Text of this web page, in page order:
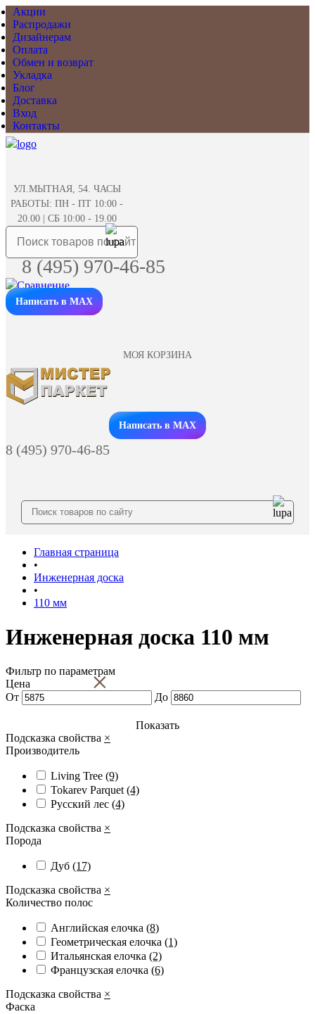
Акции
Распродажи
Дизайнерам
Оплата
Обмен и возврат
Укладка
Блог
Доставка
Вход
Контакты
УЛ.МЫТНАЯ, 54. ЧАСЫ
РАБОТЫ: ПН - ПТ 10:00 -
20.00 | СБ 10:00 - 19.00
8 (495) 970-46-85
Написать в MAX
МОЯ КОРЗИНА
Заказать звонок
Написать в MAX
8 (495) 970-46-85
Главная страница
•
Инженерная доска
•
110 мм
Инженерная доска 110 мм
Фильтр по параметрам
×
Цена
От
До
Показать
Подсказка свойства ×
Производитель
Living Tree (9)
Tokarev Parquet (4)
Русский лес (4)
Подсказка свойства ×
Порода
Дуб (17)
Подсказка свойства ×
Количество полос
Английская елочка (8)
Геометрическая елочка (1)
Итальянская елочка (2)
Французская елочка (6)
Подсказка свойства ×
Фаска